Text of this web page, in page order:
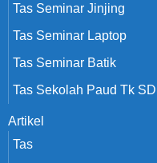
Tas Seminar Jinjing
Tas Seminar Laptop
Tas Seminar Batik
Tas Sekolah Paud Tk SD
Artikel
Tas